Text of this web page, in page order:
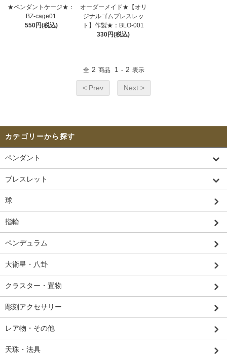
★ペンダントケージ★：
BZ-cage01
550円(税込)
オーダーメイド★【オリ
ジナルゴムブレスレッ
ト】作製★：BLO-001
330円(税込)
全 2 商品 1 - 2 表示
< Prev Next >
カテゴリーから探す
ペンダント
ブレスレット
球
指輪
ペンデュラム
大衛星・八卦
クラスター・置物
彫刻アクセサリー
レア物・その他
天珠・法具